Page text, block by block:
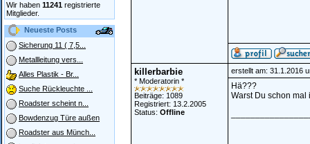
Wir haben 11241 registrierte
Mitglieder.
Neueste Posts
Sicherung 11 ( 7,5...
Metallleitung vers...
Alles Plastik - Br...
Suche Rückleuchte ...
Roadster scheint n...
Bowdenzug Türe außen
Roadster aus Münch...
killerbarbie
* Moderatorin *
Beiträge: 1089
Registriert: 13.2.2005
Status: Offline
erstellt am: 31.1.2016
Hä???
Warst Du schon